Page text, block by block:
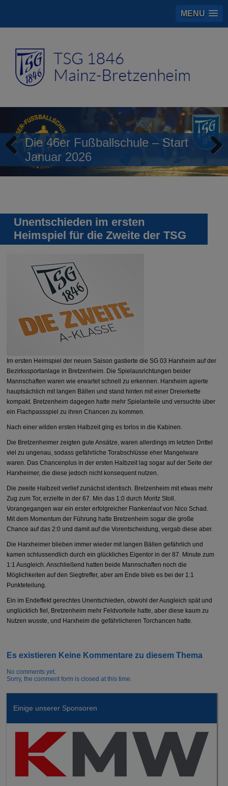
MENU
Die 46er Fußballschule – Start
Januar 2026
Previous
Unentschieden im ersten
Heimspiel für die Zweite der TSG
Im ersten Heimspiel der neuen Saison gastierte die SG 03 Harxheim auf der
Bezirkssportanlage in Bretzenheim. Die Spielausrichtungen beider
Mannschaften waren wie erwartet schnell zu erkennen. Harxheim agierte
hauptsächlich mit langen Bällen und stand hinten mit einer Dreierkette
kompakt. Bretzenheim dagegen hatte mehr Spielanteile und versuchte über
ein Flachpassspiel zu ihren Chancen zu kommen.
Nach einer wilden ersten Halbzeit ging es torlos in die Kabinen.
Die Bretzenheimer zeigten gute Ansätze, waren allerdings im letzten Drittel
viel zu ungenau, sodass gefährliche Torabschlüsse eher Mangelware
waren. Das Chancenplus in der ersten Halbzeit lag sogar auf der Seite der
Harxheimer, die diese jedoch nicht konsequent nutzen.
Die zweite Halbzeit verlief zunächst identisch. Bretzenheim mit etwas mehr
Zug zum Tor, erzielte in der 67. Min das 1:0 durch Moritz Stoll.
Vorangegangen war ein erster erfolgreicher Flankenlauf von Nico Schad.
Mit dem Momentum der Führung hatte Bretzenheim sogar die große
Chance auf das 2:0 und damit auf die Vorentscheidung, vergab diese aber.
Die Harxheimer blieben immer wieder mit langen Bällen gefährlich und
kamen schlussendlich durch ein glückliches Eigentor in der 87. Minute zum
1:1 Ausgleich. Anschließend hatten beide Mannschaften noch die
Möglichkeiten auf den Siegtreffer, aber am Ende blieb es bei der 1:1
Punkteteilung.
Ein im Endeffekt gerechtes Unentschieden, obwohl der Ausgleich spät und
unglücklich fiel, Bretzenheim mehr Feldvorteile hatte, aber diese kaum zu
Nutzen wusste, und Harxheim die gefährlicheren Torchancen hatte.
Es existieren Keine Kommentare zu diesem Thema
No comments yet.
Sorry, the comment form is closed at this time.
Einige unserer Sponsoren